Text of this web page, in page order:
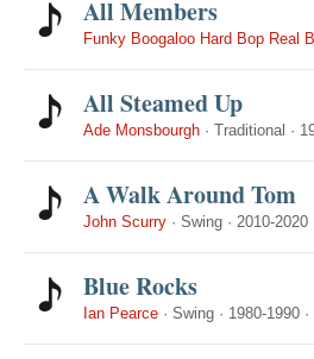
All Members
Funky Boogaloo Hard Bop Real
All Steamed Up
Ade Monsbourgh · Traditional ·
A Walk Around Tom
John Scurry · Swing · 2010-2020
Blue Rocks
Ian Pearce · Swing · 1980-1990 ·